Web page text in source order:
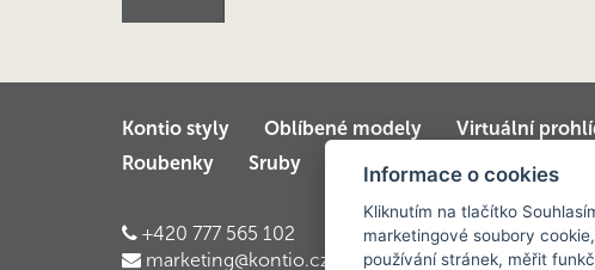
Kontio styly Oblíbené modely Virtuální
Roubenky
Sruby Velké luxusní srubové domy
+420 777 565 102
marketing@kontio.cz
Informace o cookies
Kliknutím na tlačítko
marketingové soubory
používání stránek, měřit